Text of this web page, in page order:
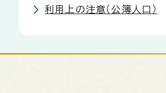
利用上の注意（公簿人口）